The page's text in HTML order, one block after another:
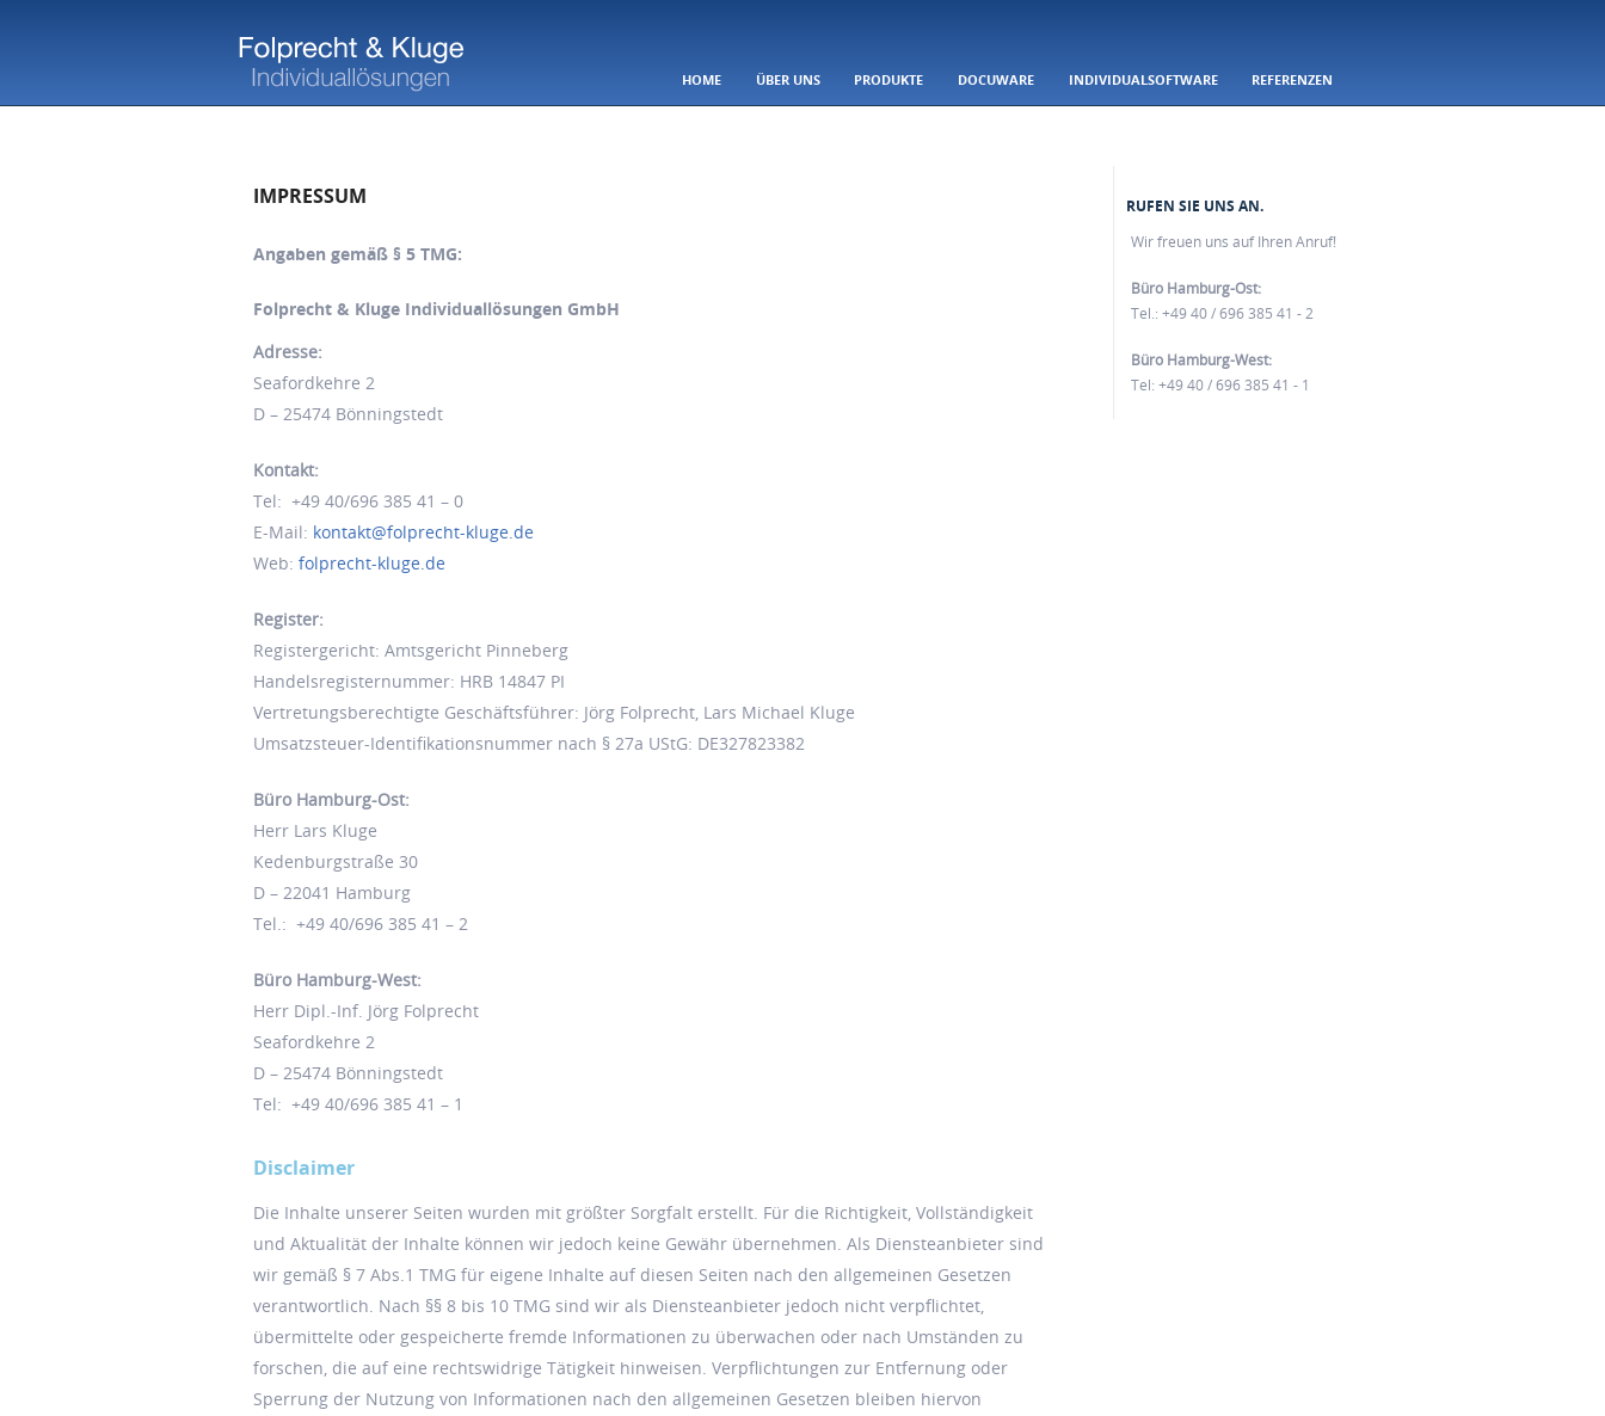
Menu
SKIP TO CONTENTHOME ÜBER UNS PRODUKTE DOCUWARE INDIVIDUALSOFTWARE REFERENZEN
IMPRESSUM
Angaben gemäß § 5 TMG:
Folprecht & Kluge Individuallösungen GmbH
Adresse:
Seafordkehre 2
D – 25474 Bönningstedt
Kontakt:
Tel: +49 40/696 385 41 – 0
E-Mail: kontakt@folprecht-kluge.de
Web: folprecht-kluge.de
Register:
Registergericht: Amtsgericht Pinneberg
Handelsregisternummer: HRB 14847 PI
Vertretungsberechtigte Geschäftsführer: Jörg Folprecht, Lars Michael Kluge
Umsatzsteuer-Identifikationsnummer nach § 27a UStG: DE327823382
Büro Hamburg-Ost:
Herr Lars Kluge
Kedenburgstraße 30
D – 22041 Hamburg
Tel.: +49 40/696 385 41 – 2
Büro Hamburg-West:
Herr Dipl.-Inf. Jörg Folprecht
Seafordkehre 2
D – 25474 Bönningstedt
Tel: +49 40/696 385 41 – 1
Disclaimer
Die Inhalte unserer Seiten wurden mit größter Sorgfalt erstellt. Für die Richtigkeit, Vollständigkeit
und Aktualität der Inhalte können wir jedoch keine Gewähr übernehmen. Als Diensteanbieter sind
wir gemäß § 7 Abs.1 TMG für eigene Inhalte auf diesen Seiten nach den allgemeinen Gesetzen
verantwortlich. Nach §§ 8 bis 10 TMG sind wir als Diensteanbieter jedoch nicht verpflichtet,
übermittelte oder gespeicherte fremde Informationen zu überwachen oder nach Umständen zu
forschen, die auf eine rechtswidrige Tätigkeit hinweisen. Verpflichtungen zur Entfernung oder
Sperrung der Nutzung von Informationen nach den allgemeinen Gesetzen bleiben hiervon
RUFEN SIE UNS AN.
Wir freuen uns auf Ihren Anruf!
Büro Hamburg-Ost:
Tel.: +49 40 / 696 385 41 - 2
Büro Hamburg-West:
Tel: +49 40 / 696 385 41 - 1